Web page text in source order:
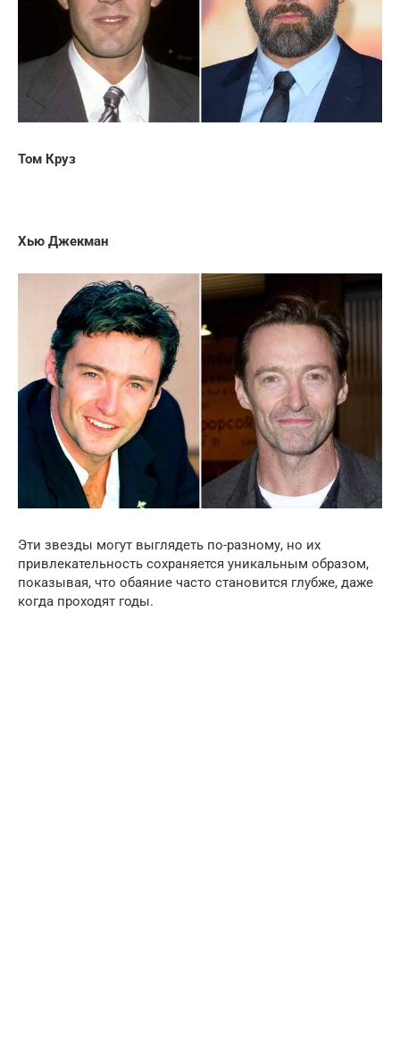
Том Круз
Хью Джекман
Эти звезды могут выглядеть по-разному, но их
привлекательность сохраняется уникальным образом,
показывая, что обаяние часто становится глубже, даже
когда проходят годы.